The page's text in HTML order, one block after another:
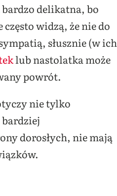
delikatna, bo
widzą, że nie do
słusznie (w ich
lub nastolatka może
powrót.
nie tylko
dorosłych, nie mają